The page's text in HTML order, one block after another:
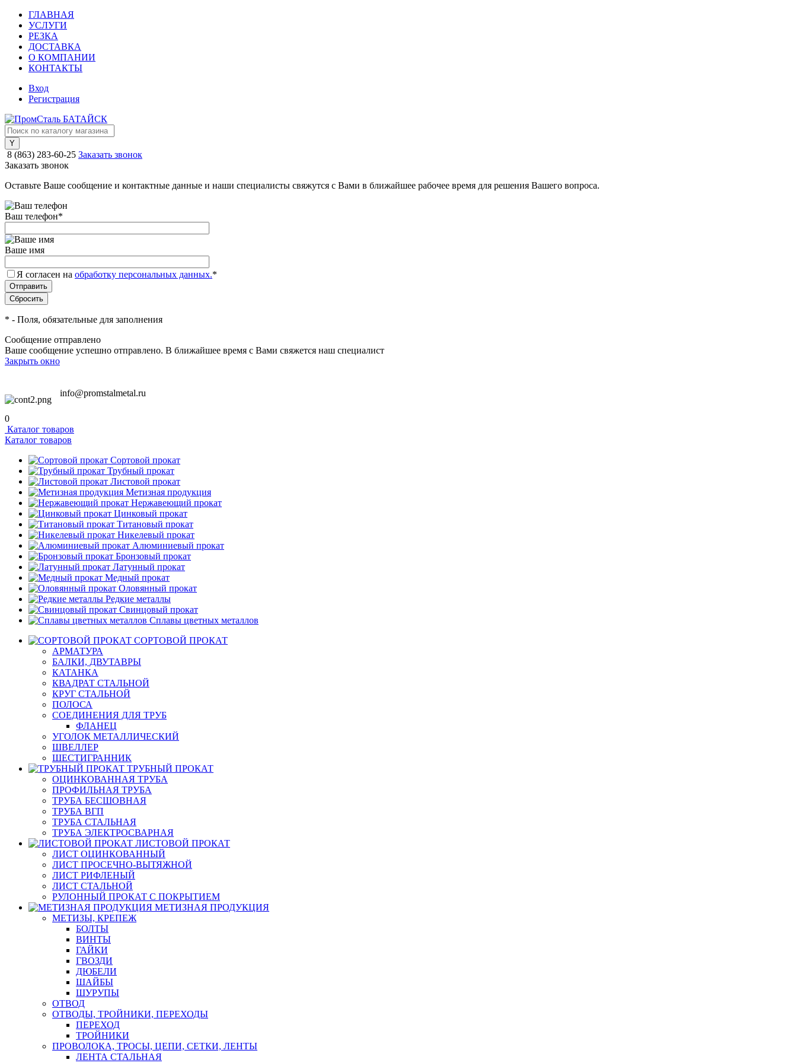
ГЛАВНАЯ
УСЛУГИ
РЕЗКА
ДОСТАВКА
О КОМПАНИИ
КОНТАКТЫ
Вход
Регистрация
8 (863) 283-60-25 Заказать звонок
Заказать звонок
Оставьте Ваше сообщение и контактные данные и наши специалисты свяжутся с Вами в ближайшее рабочее время для решения Вашего вопроса.
Ваш телефон*
Ваше имя
Я согласен на обработку персональных данных.*
* - Поля, обязательные для заполнения
Сообщение отправлено
Ваше сообщение успешно отправлено. В ближайшее время с Вами свяжется наш специалист
Закрыть окно
info@promstalmetal.ru
0
Каталог товаров
Каталог товаров
Сортовой прокат
Трубный прокат
Листовой прокат
Метизная продукция
Нержавеющий прокат
Цинковый прокат
Титановый прокат
Никелевый прокат
Алюминиевый прокат
Бронзовый прокат
Латунный прокат
Медный прокат
Оловянный прокат
Редкие металлы
Свинцовый прокат
Сплавы цветных металлов
СОРТОВОЙ ПРОКАТ
АРМАТУРА
БАЛКИ, ДВУТАВРЫ
КАТАНКА
КВАДРАТ СТАЛЬНОЙ
КРУГ СТАЛЬНОЙ
ПОЛОСА
СОЕДИНЕНИЯ ДЛЯ ТРУБ
ФЛАНЕЦ
УГОЛОК МЕТАЛЛИЧЕСКИЙ
ШВЕЛЛЕР
ШЕСТИГРАННИК
ТРУБНЫЙ ПРОКАТ
ОЦИНКОВАННАЯ ТРУБА
ПРОФИЛЬНАЯ ТРУБА
ТРУБА БЕСШОВНАЯ
ТРУБА ВГП
ТРУБА СТАЛЬНАЯ
ТРУБА ЭЛЕКТРОСВАРНАЯ
ЛИСТОВОЙ ПРОКАТ
ЛИСТ ОЦИНКОВАННЫЙ
ЛИСТ ПРОСЕЧНО-ВЫТЯЖНОЙ
ЛИСТ РИФЛЕНЫЙ
ЛИСТ СТАЛЬНОЙ
РУЛОННЫЙ ПРОКАТ С ПОКРЫТИЕМ
МЕТИЗНАЯ ПРОДУКЦИЯ
МЕТИЗЫ, КРЕПЕЖ
БОЛТЫ
ВИНТЫ
ГАЙКИ
ГВОЗДИ
ДЮБЕЛИ
ШАЙБЫ
ШУРУПЫ
ОТВОД
ОТВОДЫ, ТРОЙНИКИ, ПЕРЕХОДЫ
ПЕРЕХОД
ТРОЙНИКИ
ПРОВОЛОКА, ТРОСЫ, ЦЕПИ, СЕТКИ, ЛЕНТЫ
ЛЕНТА СТАЛЬНАЯ